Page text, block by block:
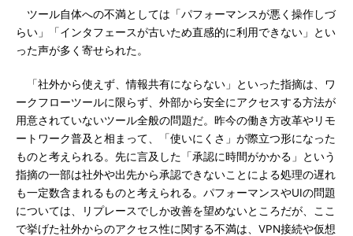
ツール自体への不満としては「パフォーマンスが悪く操作しづ
らい」「インタフェースが古いため直感的に利用できない」とい
った声が多く寄せられた。
「社外から使えず、情報共有にならない」といった指摘は、ワ
ークフローツールに限らず、外部から安全にアクセスする方法が
用意されていないツール全般の問題だ。昨今の働き方改革やリモ
ートワーク普及と相まって、「使いにくさ」が際立つ形になった
ものと考えられる。先に言及した「承認に時間がかかる」という
指摘の一部は社外や出先から承認できないことによる処理の遅れ
も一定数含まれるものと考えられる。パフォーマンスやUIの問題
については、リプレースでしか改善を望めないところだが、ここ
で挙げた社外からのアクセス性に関する不満は、VPN接続や仮想